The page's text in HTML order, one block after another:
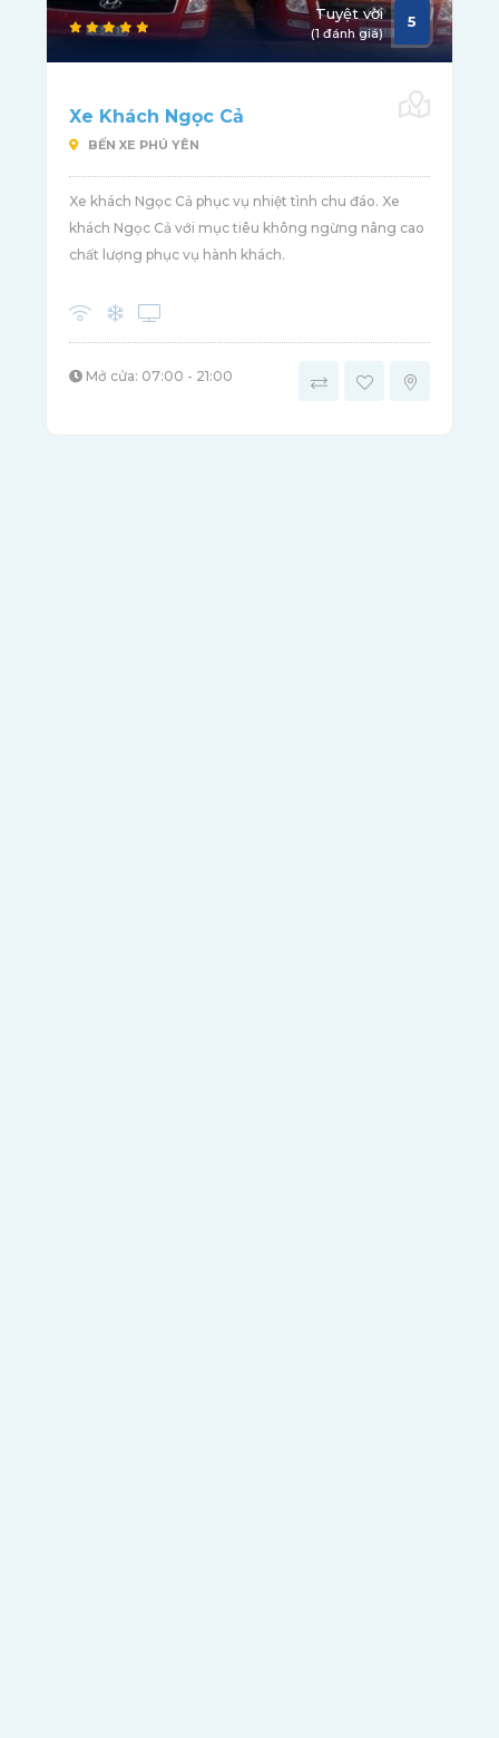
Tuyệt vời
(1 đánh giá)
5
Xe Khách Ngọc Cả
BẾN XE PHÚ YÊN
Xe khách Ngọc Cả phục vụ nhiệt tình chu đáo. Xe
khách Ngọc Cả với mục tiêu không ngừng nâng cao
chất lượng phục vụ hành khách.
Mở cửa: 07:00 - 21:00